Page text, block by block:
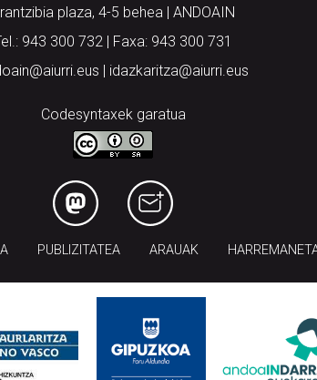
plaza, 4-5 behea | ANDOAIN
943 300 732 | Faxa: 943 300 731
| idazkaritza@aiurri.eus
Codesyntaxek garatua
PUBLIZITATEA ARAUAK